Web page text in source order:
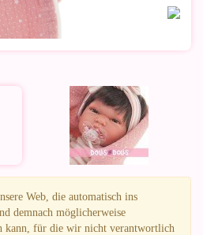
Web, die automatisch ins
demnach möglicherweise
kann, für die wir nicht verantwortlich